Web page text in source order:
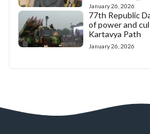
January 26, 2026
77th Republic
of power and
Kartavya Path
January 26, 2026